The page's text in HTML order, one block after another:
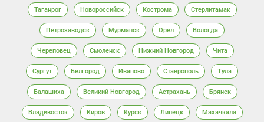
Таганрог Новороссийск Кострома Стерлитамак
Петрозаводск Мурманск Орел Вологда
Череповец Смоленск Нижний Новгород Чита
Сургут Белгород Иваново Ставрополь Тула
Балашиха Великий Новгород Астрахань Брянск
Владивосток Киров Курск Липецк Махачкала